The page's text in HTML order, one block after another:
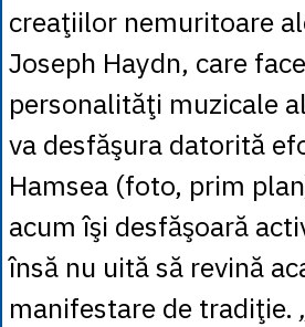
creaţiilor nemuritoare
Joseph Haydn, care
personalităţi muzicale
va desfăşura datorită
Hamsea (foto, prim
acum îşi desfăşoară
însă nu uită să revină
manifestare de tradiţie.